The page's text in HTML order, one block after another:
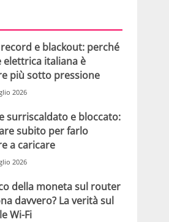
e blackout: perché
elettrica italiana è
più sotto pressione
2026
surriscaldato e bloccato:
subito per farlo
a caricare
2026
della moneta sul router
davvero? La verità sul
Wi-Fi